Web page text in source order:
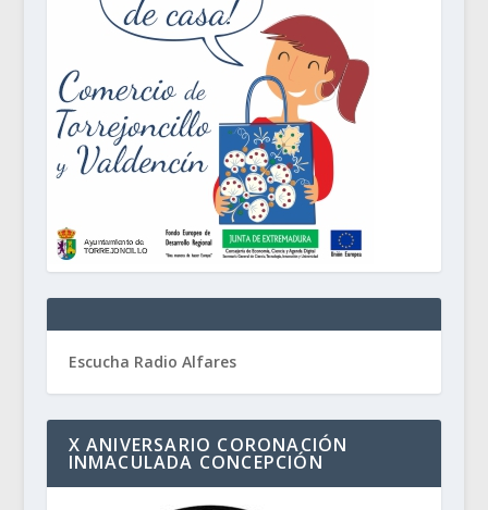
Escucha Radio Alfares
X ANIVERSARIO CORONACIÓN
INMACULADA CONCEPCIÓN